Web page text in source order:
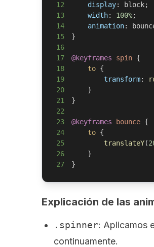
12
display: block;
13
width: 100%;
14
animation:
15
}
16
17
@keyframes spin {
18
to {
19
transform:
20
}
21
}
22
23
@keyframes bounce {
24
to {
25
translateY(
26
}
27
}
Explicación de las
.spinner: Aplicamos
continuamente.